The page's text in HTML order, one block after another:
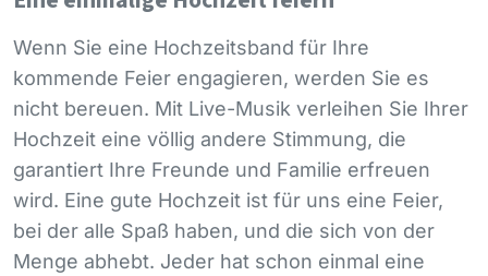
Wenn Sie eine Hochzeitsband für Ihre
kommende Feier engagieren, werden Sie es
nicht bereuen. Mit Live-Musik verleihen Sie Ihrer
Hochzeit eine völlig andere Stimmung, die
garantiert Ihre Freunde und Familie erfreuen
wird. Eine gute Hochzeit ist für uns eine Feier,
bei der alle Spaß haben, und die sich von der
Menge abhebt. Jeder hat schon einmal eine